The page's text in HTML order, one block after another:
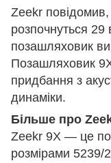
Zeekr
розпочнуться 29
позашляховик
Позашляховик
придбання з
динаміки.
Більше про
Zeekr 9X — це
розмірами 5239/